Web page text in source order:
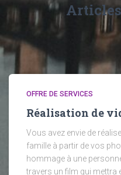
OFFRE DE SERVICES
Réalisation de
Vous avez envie de
famille à partir de vos
hommage à une
travers un film qui mettra